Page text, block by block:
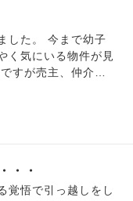
でるところに行きた
友達増やしたら？」
こんなに自分自分な
ったりと行けない距
まで幼子
く気にいる物件が見
すが売主、仲介業
破損扉を交換して
と言い出したり、内
いません。玄関の鍵
売主からの申告以外
・・
覚悟で引っ越しをし